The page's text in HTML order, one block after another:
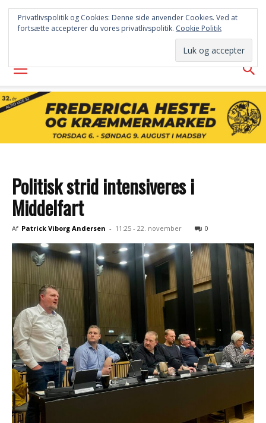
FREDERICIA
AVISEN
Politisk strid intensiveres i
Middelfart
Af Patrick Viborg Andersen - 11:25 - 22. november 0
Privatlivspolitik og Cookies: Denne side anvender Cookies. Ved at
fortsætte accepterer du vores privatlivspolitik. Cookie Politik